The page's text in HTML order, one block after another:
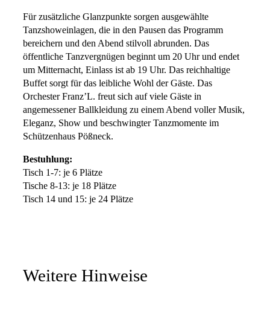
Für zusätzliche Glanzpunkte sorgen ausgewählte
Tanzshoweinlagen, die in den Pausen das Programm
bereichern und den Abend stilvoll abrunden. Das
öffentliche Tanzvergnügen beginnt um 20 Uhr und endet
um Mitternacht, Einlass ist ab 19 Uhr. Das reichhaltige
Buffet sorgt für das leibliche Wohl der Gäste. Das
Orchester Franz’L. freut sich auf viele Gäste in
angemessener Ballkleidung zu einem Abend voller Musik,
Eleganz, Show und beschwingter Tanzmomente im
Schützenhaus Pößneck.
Bestuhlung:
Tisch 1-7: je 6 Plätze
Tische 8-13: je 18 Plätze
Tisch 14 und 15: je 24 Plätze
Weitere Hinweise